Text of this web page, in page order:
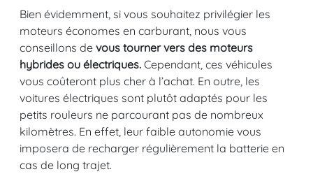
Bien évidemment, si vous souhaitez privilégier les
moteurs économes en carburant, nous vous
conseillons de vous tourner vers des moteurs
hybrides ou électriques. Cependant, ces véhicules
vous coûteront plus cher à l’achat. En outre, les
voitures électriques sont plutôt adaptés pour les
petits rouleurs ne parcourant pas de nombreux
kilomètres. En effet, leur faible autonomie vous
imposera de recharger régulièrement la batterie en
cas de long trajet.